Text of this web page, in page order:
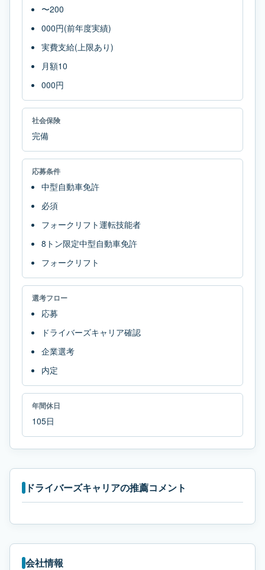
〜200
000円(前年度実績)
実費支給(上限あり)
月額10
000円
社会保険
完備
応募条件
中型自動車免許
必須
フォークリフト運転技能者
8トン限定中型自動車免許
フォークリフト
選考フロー
応募
ドライバーズキャリア確認
企業選考
内定
年間休日
105日
ドライバーズキャリアの推薦コメント
会社情報